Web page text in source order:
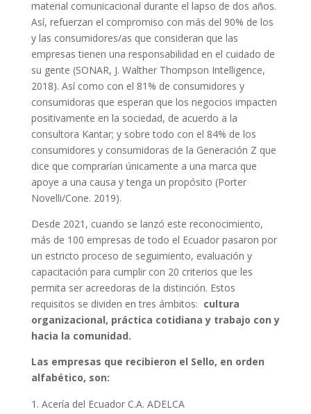
material comunicacional durante el lapso de dos años.
Así, refuerzan el compromiso con más del 90% de los
y las consumidores/as que consideran que las
empresas tienen una responsabilidad en el cuidado de
su gente (SONAR, J. Walther Thompson Intelligence,
2018). Así como con el 81% de consumidores y
consumidoras que esperan que los negocios impacten
positivamente en la sociedad, de acuerdo a la
consultora Kantar; y sobre todo con el 84% de los
consumidores y consumidoras de la Generación Z que
dice que comprarían únicamente a una marca que
apoye a una causa y tenga un propósito (Porter
Novelli/Cone. 2019).
Desde 2021, cuando se lanzó este reconocimiento,
más de 100 empresas de todo el Ecuador pasaron por
un estricto proceso de seguimiento, evaluación y
capacitación para cumplir con 20 criterios que les
permita ser acreedoras de la distinción. Estos
requisitos se dividen en tres ámbitos: cultura
organizacional, práctica cotidiana y trabajo con y
hacia la comunidad.
Las empresas que recibieron el Sello, en orden
alfabético, son:
Acería del Ecuador C.A. ADELCA